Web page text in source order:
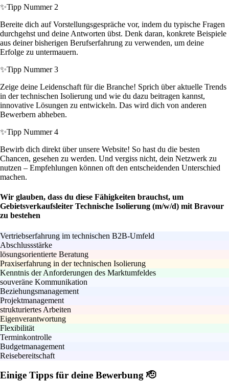
✨Tipp Nummer 2
Bereite dich auf Vorstellungsgespräche vor, indem du typische Fragen
durchgehst und deine Antworten übst. Denk daran, konkrete Beispiele
aus deiner bisherigen Berufserfahrung zu verwenden, um deine
Erfolge zu untermauern.
✨Tipp Nummer 3
Zeige deine Leidenschaft für die Branche! Sprich über aktuelle Trends
in der technischen Isolierung und wie du dazu beitragen kannst,
innovative Lösungen zu entwickeln. Das wird dich von anderen
Bewerbern abheben.
✨Tipp Nummer 4
Bewirb dich direkt über unsere Website! So hast du die besten
Chancen, gesehen zu werden. Und vergiss nicht, dein Netzwerk zu
nutzen – Empfehlungen können oft den entscheidenden Unterschied
machen.
Wir glauben, dass du diese Fähigkeiten brauchst, um
Gebietsverkaufsleiter Technische Isolierung (m/w/d) mit Bravour
zu bestehen
Vertriebserfahrung im technischen B2B-Umfeld
Abschlussstärke
lösungsorientierte Beratung
Praxiserfahrung in der technischen Isolierung
Kenntnis der Anforderungen des Marktumfeldes
souveräne Kommunikation
Beziehungsmanagement
Projektmanagement
strukturiertes Arbeiten
Eigenverantwortung
Flexibilität
Terminkontrolle
Budgetmanagement
Reisebereitschaft
Einige Tipps für deine Bewerbung 🫡